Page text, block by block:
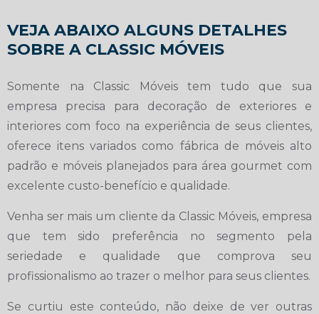
VEJA ABAIXO ALGUNS DETALHES
SOBRE A CLASSIC MÓVEIS
Somente na Classic Móveis tem tudo que sua
empresa precisa para decoração de exteriores e
interiores com foco na experiência de seus clientes,
oferece itens variados como fábrica de móveis alto
padrão e móveis planejados para área gourmet com
excelente custo-benefício e qualidade.
Venha ser mais um cliente da Classic Móveis, empresa
que tem sido preferência no segmento pela
seriedade e qualidade que comprova seu
profissionalismo ao trazer o melhor para seus clientes.
Se curtiu este conteúdo, não deixe de ver outras